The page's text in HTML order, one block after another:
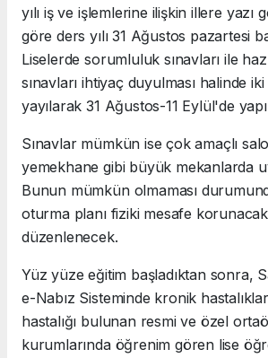
yılı iş ve işlemlerine ilişkin illere yazı
göre ders yılı 31 Ağustos pazartesi
Liselerde sorumluluk sınavları ile
sınavları ihtiyaç duyulması halinde
yayılarak 31 Ağustos-11 Eylül'de
Sınavlar mümkün ise çok amaçlı
yemekhane gibi büyük mekanlarda
Bunun mümkün olmaması
oturma planı fiziki mesafe
düzenlenecek.
Yüz yüze eğitim başladıktan sonra,
e-Nabız Sisteminde kronik
hastalığı bulunan resmi ve özel
kurumlarında öğrenim gören lise